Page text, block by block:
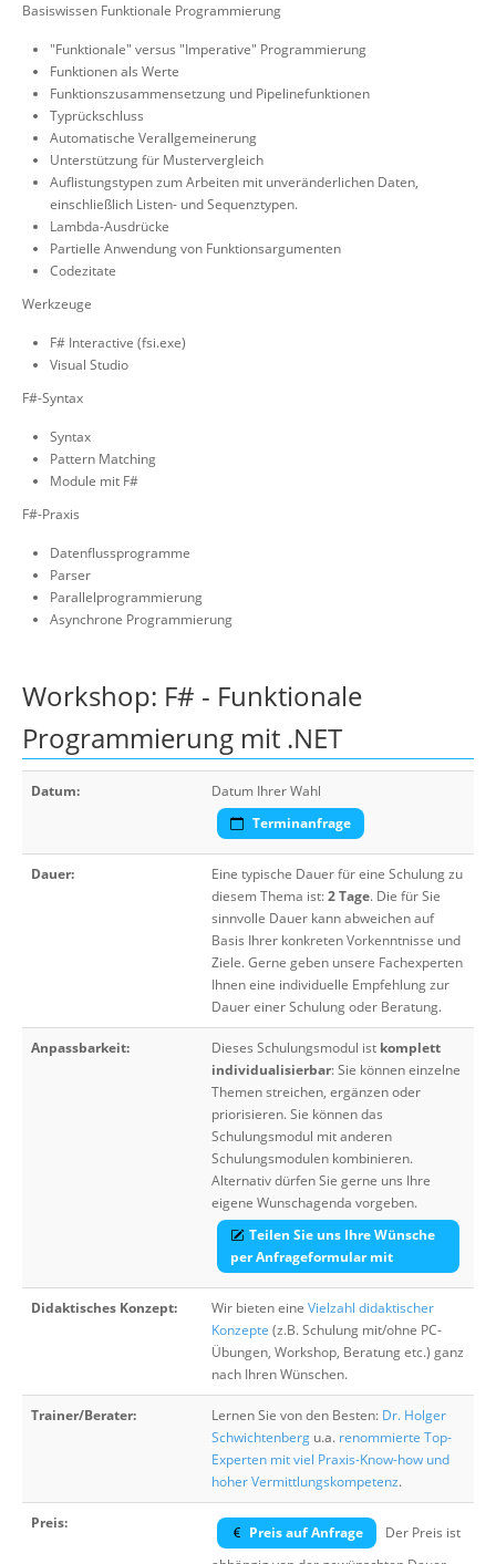
Basiswissen Funktionale Programmierung
"Funktionale" versus "Imperative" Programmierung
Funktionen als Werte
Funktionszusammensetzung und Pipelinefunktionen
Typrückschluss
Automatische Verallgemeinerung
Unterstützung für Mustervergleich
Auflistungstypen zum Arbeiten mit unveränderlichen Daten,
einschließlich Listen- und Sequenztypen.
Lambda-Ausdrücke
Partielle Anwendung von Funktionsargumenten
Codezitate
Werkzeuge
F# Interactive (fsi.exe)
Visual Studio
F#-Syntax
Syntax
Pattern Matching
Module mit F#
F#-Praxis
Datenflussprogramme
Parser
Parallelprogrammierung
Asynchrone Programmierung
Workshop: F# - Funktionale
Programmierung mit .NET
Datum:
Datum Ihrer Wahl
Terminanfrage
Dauer:
Eine typische Dauer für eine Schulung zu
diesem Thema ist:2 Tage. Die für Sie
sinnvolle Dauer kann abweichen auf
Basis Ihrer konkreten Vorkenntnisse und
Ziele. Gerne geben unsere Fachexperten
Ihnen eine individuelle Empfehlung zur
Dauer einer Schulung oder Beratung.
Anpassbarkeit: Dieses Schulungsmodul ist komplett
individualisierbar: Sie können einzelne
Themen streichen, ergänzen oder
priorisieren. Sie können das
Schulungsmodul mit anderen
Schulungsmodulen kombinieren.
Alternativ dürfen Sie gerne uns Ihre
eigene Wunschagenda vorgeben.
Teilen Sie uns Ihre Wünsche
per Anfrageformular mit
Didaktisches Konzept: Wir bieten eine Vielzahl didaktischer
Konzepte (z.B. Schulung mit/ohne PC-
Übungen, Workshop, Beratung etc.) ganz
nach Ihren Wünschen.
Trainer/Berater: Lernen Sie von den Besten: Dr. Holger
Schwichtenberg u.a. renommierte Top-
Experten mit viel Praxis-Know-how und
hoher Vermittlungskompetenz.
Preis:
Preis auf Anfrage
Der Preis ist